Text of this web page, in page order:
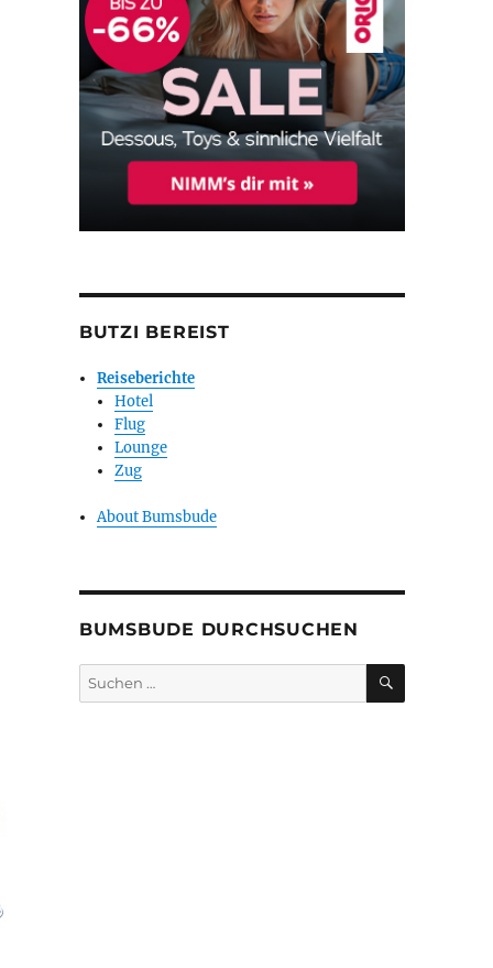
BUTZI BEREIST
Reiseberichte
Hotel
Flug
Lounge
Zug
About Bumsbude
BUMSBUDE DURCHSUCHEN
Suche
nach:
SUCHEN